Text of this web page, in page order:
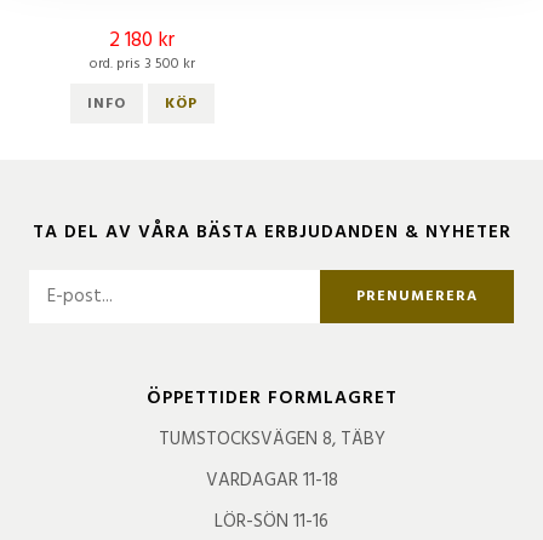
2 180 kr
ord. pris 3 500 kr
INFO
KÖP
TA DEL AV VÅRA BÄSTA ERBJUDANDEN & NYHETER
PRENUMERERA
ÖPPETTIDER FORMLAGRET
TUMSTOCKSVÄGEN 8, TÄBY
VARDAGAR 11-18
LÖR-SÖN 11-16